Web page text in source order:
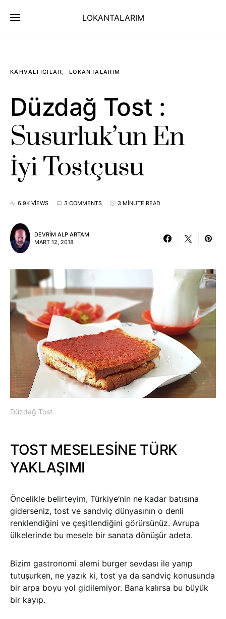
LOKANTALARIM
Düzdağ Tost
KAHVALTICILAR LOKANTALARIM
Düzdağ Tost :
Susurluk’un En
İyi Tostçusu
6,9K VIEWS 3 COMMENTS 3 MINUTE READ
DEVRIM ALP ARTAM
MART 12, 2018
TOST MESELESİNE TÜRK
YAKLAŞIMI
Öncelikle belirteyim, Türkiye’nin ne kadar batısına
giderseniz, tost ve sandviç dünyasının o denli
renklendiğini ve çeşitlendiğini görürsünüz. Avrupa
ülkelerinde bu mesele bir sanata dönüşür adeta.
Bizim gastronomi alemi burger sevdası ile yanıp
tutuşurken, ne yazık ki, tost ya da sandviç konusunda
bir arpa boyu yol gidilemiyor. Bana kalırsa bu büyük
bir kayıp.